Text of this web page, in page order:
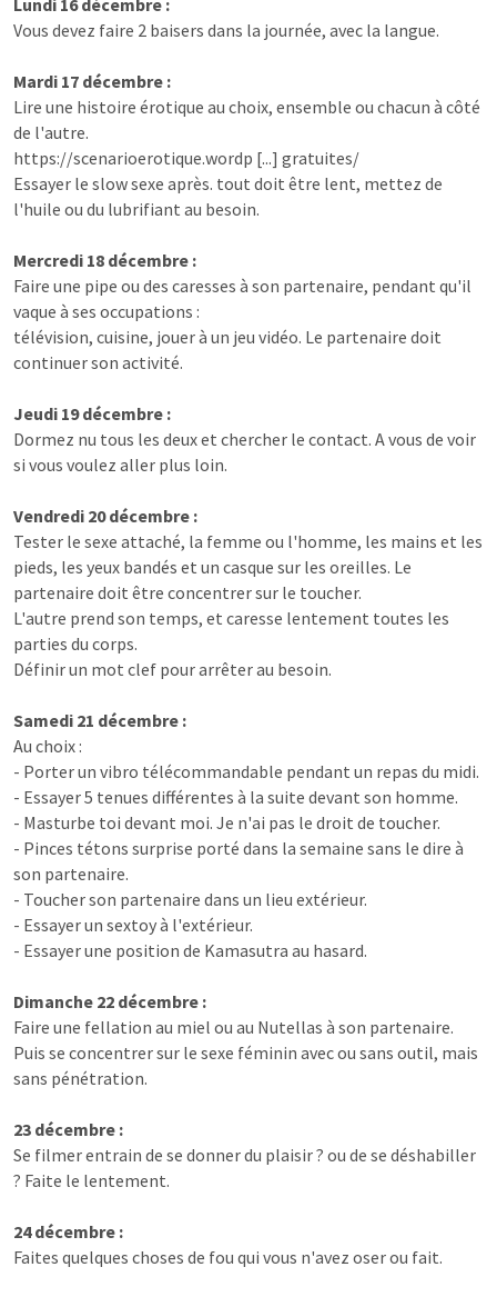
Lundi 16 décembre :
Vous devez faire 2 baisers dans la journée, avec la langue.
Mardi 17 décembre :
Lire une histoire érotique au choix, ensemble ou chacun à côté
de l'autre.
https://scenarioerotique.wordp [...] gratuites/
Essayer le slow sexe après. tout doit être lent, mettez de
l'huile ou du lubrifiant au besoin.
Mercredi 18 décembre :
Faire une pipe ou des caresses à son partenaire, pendant qu'il
vaque à ses occupations :
télévision, cuisine, jouer à un jeu vidéo. Le partenaire doit
continuer son activité.
Jeudi 19 décembre :
Dormez nu tous les deux et chercher le contact. A vous de voir
si vous voulez aller plus loin.
Vendredi 20 décembre :
Tester le sexe attaché, la femme ou l'homme, les mains et les
pieds, les yeux bandés et un casque sur les oreilles. Le
partenaire doit être concentrer sur le toucher.
L'autre prend son temps, et caresse lentement toutes les
parties du corps.
Définir un mot clef pour arrêter au besoin.
Samedi 21 décembre :
Au choix :
- Porter un vibro télécommandable pendant un repas du midi.
- Essayer 5 tenues différentes à la suite devant son homme.
- Masturbe toi devant moi. Je n'ai pas le droit de toucher.
- Pinces tétons surprise porté dans la semaine sans le dire à
son partenaire.
- Toucher son partenaire dans un lieu extérieur.
- Essayer un sextoy à l'extérieur.
- Essayer une position de Kamasutra au hasard.
Dimanche 22 décembre :
Faire une fellation au miel ou au Nutellas à son partenaire.
Puis se concentrer sur le sexe féminin avec ou sans outil, mais
sans pénétration.
23 décembre :
Se filmer entrain de se donner du plaisir ? ou de se déshabiller
? Faite le lentement.
24 décembre :
Faites quelques choses de fou qui vous n'avez oser ou fait.